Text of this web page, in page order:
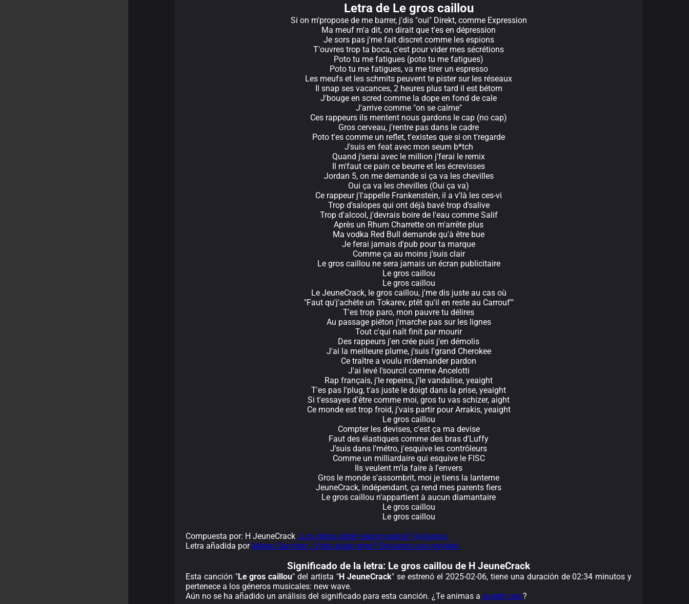
Letra de Le gros caillou
Si on m'propose de me barrer, j'dis "oui" Direkt, comme Expression
Ma meuf m'a dit, on dirait que t'es en dépression
Je sors pas j'me fait discret comme les espions
T'ouvres trop ta boca, c'est pour vider mes sécrétions
Poto tu me fatigues (poto tu me fatigues)
Poto tu me fatigues, va me tirer un espresso
Les meufs et les schmits peuvent te pister sur les réseaux
Il snap ses vacances, 2 heures plus tard il est bétom
J'bouge en scred comme la dope en fond de cale
J'arrive comme "on se calme"
Ces rappeurs ils mentent nous gardons le cap (no cap)
Gros cerveau, j'rentre pas dans le cadre
Poto t'es comme un reflet, t'existes que si on t'regarde
J'suis en feat avec mon seum b*tch
Quand j'serai avec le million j'ferai le remix
Il m'faut ce pain ce beurre et les écrevisses
Jordan 5, on me demande si ça va les chevilles
Oui ça va les chevilles (Oui ça va)
Ce rappeur j'l'appelle Frankenstein, il a v'là les ces-vi
Trop d'salopes qui ont déjà bavé trop d'salive
Trop d'alcool, j'devrais boire de l'eau comme Salif
Après un Rhum Charrette on m'arrête plus
Ma vodka Red Bull demande qu'à être bue
Je ferai jamais d'pub pour ta marque
Comme ça au moins j'suis clair
Le gros caillou ne sera jamais un écran publicitaire
Le gros caillou
Le gros caillou
Le JeuneCrack, le gros caillou, j'me dis juste au cas où
"Faut qu'j'achète un Tokarev, ptêt qu'il en reste au Carrouf'"
T'es trop paro, mon pauvre tu délires
Au passage piéton j'marche pas sur les lignes
Tout c'qui naît finit par mourir
Des rappeurs j'en crée puis j'en démolis
J'ai la meilleure plume, j'suis l'grand Cherokee
Ce traître a voulu m'demander pardon
J'ai levé l'sourcil comme Ancelotti
Rap français, j'le repeins, j'le vandalise, yeaight
T'es pas l'plug, t'as juste le doigt dans la prise, yeaight
Si t'essayes d'être comme moi, gros tu vas schizer, aight
Ce monde est trop froid, j'vais partir pour Arrakis, yeaight
Le gros caillou
Compter les devises, c'est ça ma devise
Faut des élastiques comme des bras d'Luffy
J'suis dans l'métro, j'esquive les contrôleurs
Comme un milliardaire qui esquive le FISC
Ils veulent m'la faire à l'envers
Gros le monde s'assombrit, moi je tiens la lanterne
JeuneCrack, indépendant, ça rend mes parents fiers
Le gros caillou n'appartient à aucun diamantaire
Le gros caillou
Le gros caillou
Compuesta por: H JeuneCrack ¿Los datos están equivocados? Avísanos.
Letra añadida por Mateo Sanchez ¿Viste algún error? Envíanos una revisión.
Significado de la letra: Le gros caillou de H JeuneCrack
Esta canción "Le gros caillou" del artista "H JeuneCrack" se estrenó el 2025-02-06, tiene una duración de 02:34 minutos y
pertenece a los géneros musicales: new wave.
Aún no se ha añadido un análisis del significado para esta canción. ¿Te animas a sugerir uno?